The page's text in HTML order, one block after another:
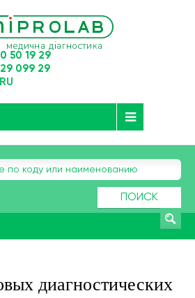
50 19 29
099 29
RU
ПОИСК
диагностических